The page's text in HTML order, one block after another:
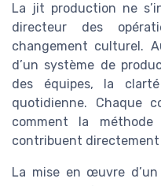
La jit production ne
directeur des
changement culturel.
d’un système de
des équipes, la
quotidienne. Chaque
comment la
contribuent
La mise en œuvre